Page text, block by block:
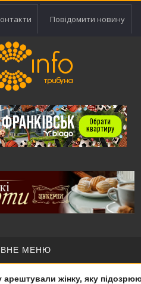
Повідомити новину
МЕНЮ
жінку, яку